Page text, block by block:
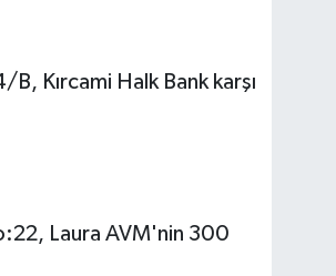
Kırcami Halk Bank karşı
Laura AVM'nin 300